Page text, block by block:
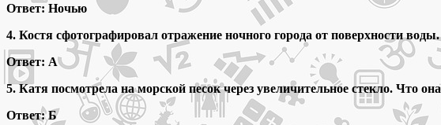
Ответ: Ночью
4. Костя сфотографировал отражение ночного города от поверхности
Ответ: А
5. Катя посмотрела на морской песок через увеличительное стекло. Что
Ответ: Б